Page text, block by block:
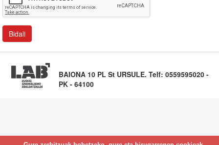
BAIONA 10 PL St URSULE. Telf: 0559595020 -
PK - 64100